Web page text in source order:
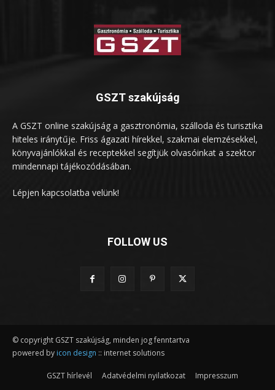
GSZT szakújság
A GSZT online szakújság a gasztronómia, szálloda és turisztika
hiteles iránytűje. Friss ágazati hírekkel, szakmai elemzésekkel,
könyvajánlókkal és receptekkel segítjük olvasóinkat a szektor
mindennapi tájékozódásában.
Lépjen kapcsolatba velünk!
FOLLOW US
© copyright GSZT szakújság, minden jog fenntartva
powered by icon design :: internet solutions
GSZT hírlevél Adatvédelmi nyilatkozat Impresszum